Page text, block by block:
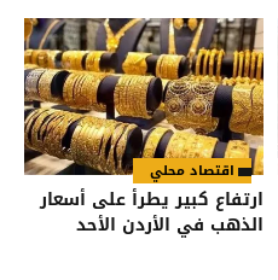
اقتصاد محلي
ارتفاع كبير يطرأ على أسعار
الذهب في الأردن الأحد